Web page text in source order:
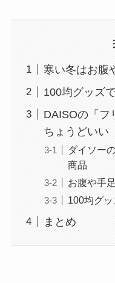
寒い冬はお腹
100均グッズ
DAISOの「フ
ちょうどいい
ダイソー
商品
お腹や手
100均グ
まとめ